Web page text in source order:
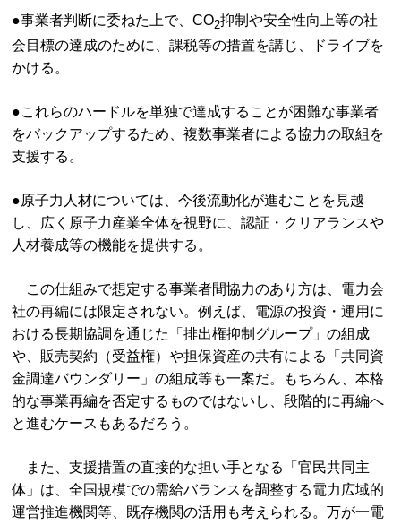
●事業者判断に委ねた上で、CO2抑制や安全性向上等の社
会目標の達成のために、課税等の措置を講じ、ドライブを
かける。
●これらのハードルを単独で達成することが困難な事業者
をバックアップするため、複数事業者による協力の取組を
支援する。
●原子力人材については、今後流動化が進むことを見越
し、広く原子力産業全体を視野に、認証・クリアランスや
人材養成等の機能を提供する。
この仕組みで想定する事業者間協力のあり方は、電力会
社の再編には限定されない。例えば、電源の投資・運用に
おける長期協調を通じた「排出権抑制グループ」の組成
や、販売契約（受益権）や担保資産の共有による「共同資
金調達バウンダリー」の組成等も一案だ。もちろん、本格
的な事業再編を否定するものではないし、段階的に再編へ
と進むケースもあるだろう。
また、支援措置の直接的な担い手となる「官民共同主
体」は、全国規模での需給バランスを調整する電力広域的
運営推進機関等、既存機関の活用も考えられる。万が一電